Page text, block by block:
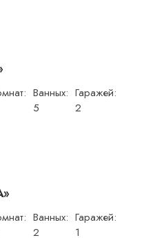
Ванных:
5
Гаражей:
2
Ванных:
2
Гаражей:
1